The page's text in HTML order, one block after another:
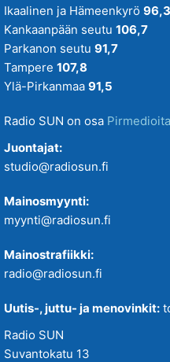
Ikaalinen ja Hämeenkyrö 96,3
Kankaanpään seutu 106,7
Parkanon seutu 91,7
Tampere 107,8
Ylä-Pirkanmaa 91,5
Radio SUN on osa Pirmedioita
Juontajat:
studio@radiosun.fi
Mainosmyynti:
myynti@radiosun.fi
Mainostrafiikki:
radio@radiosun.fi
Uutis-, juttu- ja menovinkit:
Radio SUN
Suvantokatu 13